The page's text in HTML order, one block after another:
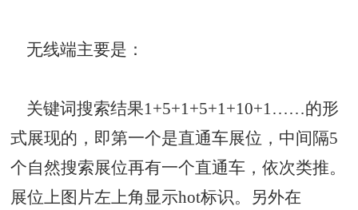
无线端主要是：
关键词搜索结果1+5+1+5+1+10+1……的形
式展现的，即第一个是直通车展位，中间隔5
个自然搜索展位再有一个直通车，依次类推。
展位上图片左上角显示hot标识。另外在